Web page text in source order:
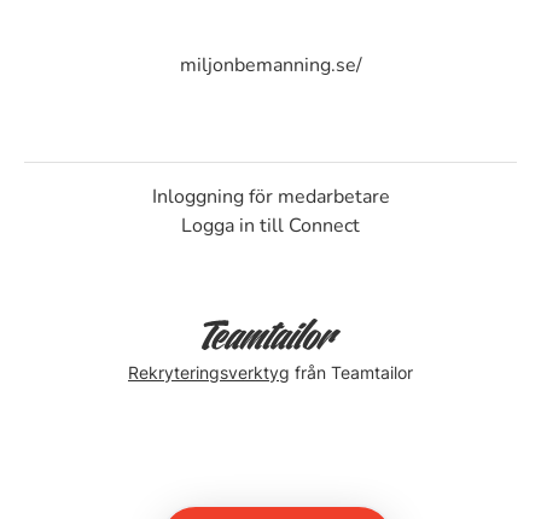
miljonbemanning.se/
Inloggning för medarbetare
Logga in till Connect
Rekryteringsverktyg från Teamtailor